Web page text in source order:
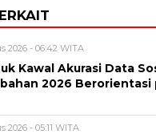
2026 - 06:42 WITA
Kawal Akurasi Data
2026
2026 - 05:11 WITA